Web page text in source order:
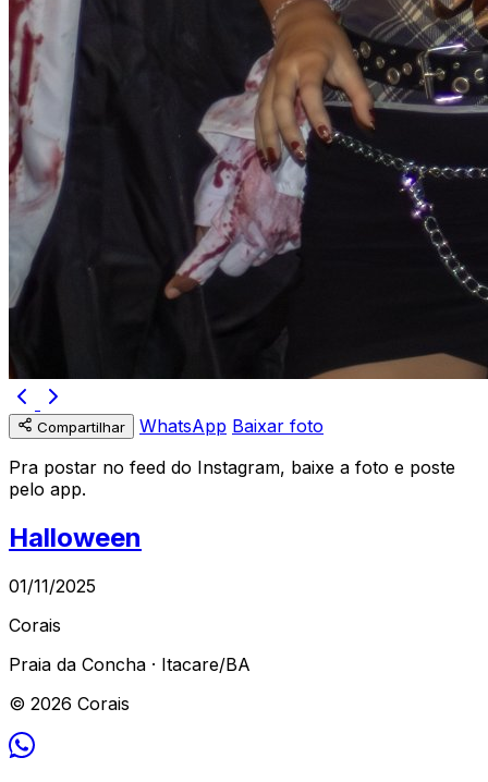
Compartilhar WhatsApp Baixar foto
Pra postar no feed do Instagram, baixe a foto e poste
pelo app.
Halloween
01/11/2025
Corais
Praia da Concha · Itacare/BA
© 2026 Corais